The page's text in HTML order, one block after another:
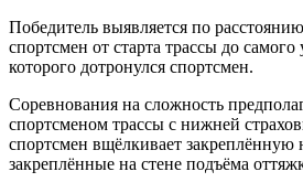
Победитель выявляется по
спортсмен от старта трассы до самого
которого дотронулся спортсмен.
Соревнования на сложность
спортсменом трассы с нижней
спортсмен вщёлкивает закреплённую
закреплённые на стене подъёма